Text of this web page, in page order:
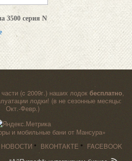
3500 серия N
(c 2009г.) наших лодок бесплатно,
лодки! (в не сезонные месяцы:
Окт.-Февр.)
и мобильные бани от Мансура»
НОВОСТИ ВКОНТАКТЕ
FACEBOOK